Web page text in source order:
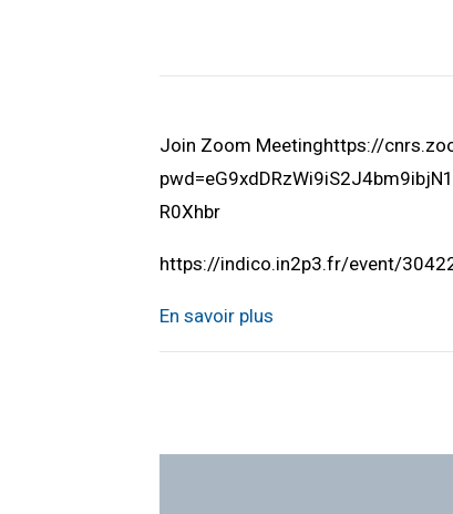
Join Zoom Meetinghttps://
R0Xhbr
https://indico.in2p3.fr/event/
En savoir plus